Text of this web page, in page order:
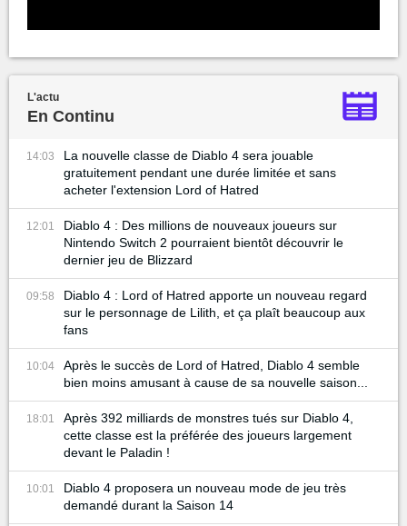
L'actu
En Continu
14:03
La nouvelle classe de Diablo 4 sera jouable
gratuitement pendant une durée limitée et sans
acheter l'extension Lord of Hatred
12:01
Diablo 4 : Des millions de nouveaux joueurs sur
Nintendo Switch 2 pourraient bientôt découvrir le
dernier jeu de Blizzard
09:58
Diablo 4 : Lord of Hatred apporte un nouveau regard
sur le personnage de Lilith, et ça plaît beaucoup aux
fans
10:04
Après le succès de Lord of Hatred, Diablo 4 semble
bien moins amusant à cause de sa nouvelle saison...
18:01
Après 392 milliards de monstres tués sur Diablo 4,
cette classe est la préférée des joueurs largement
devant le Paladin !
10:01
Diablo 4 proposera un nouveau mode de jeu très
demandé durant la Saison 14